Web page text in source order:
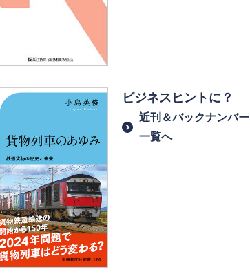
ビジネスヒントに？
近刊＆バックナンバー
一覧へ